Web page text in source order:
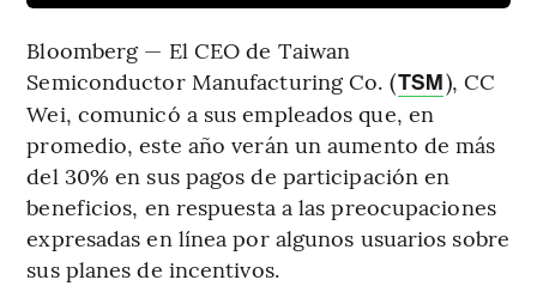
Bloomberg — El CEO de Taiwan
Semiconductor Manufacturing Co. (TSM), CC
Wei, comunicó a sus empleados que, en
promedio, este año verán un aumento de más
del 30% en sus pagos de participación en
beneficios, en respuesta a las preocupaciones
expresadas en línea por algunos usuarios sobre
sus planes de incentivos.